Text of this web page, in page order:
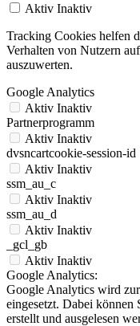
Aktiv Inaktiv
Tracking Cookies helfen
Verhalten von Nutzern
auszuwerten.
Google Analytics
Aktiv Inaktiv
Partnerprogramm
Aktiv Inaktiv
dvsncartcookie-session-id
Aktiv Inaktiv
ssm_au_c
Aktiv Inaktiv
ssm_au_d
Aktiv Inaktiv
_gcl_gb
Aktiv Inaktiv
Google Analytics:
Google Analytics wird
eingesetzt. Dabei können
erstellt und ausgelesen